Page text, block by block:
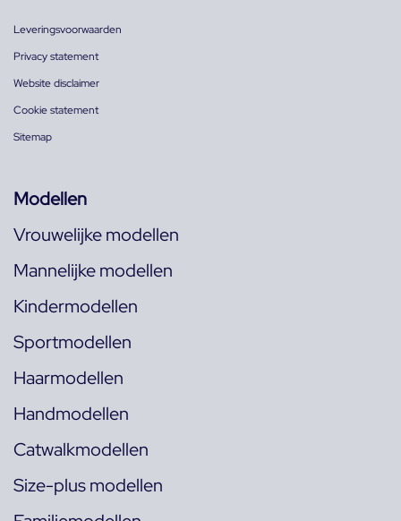
Leveringsvoorwaarden
Privacy statement
Website disclaimer
Cookie statement
Sitemap
Modellen
Vrouwelijke modellen
Mannelijke modellen
Kindermodellen
Sportmodellen
Haarmodellen
Handmodellen
Catwalkmodellen
Size-plus modellen